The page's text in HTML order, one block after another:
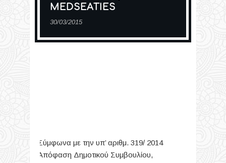
MEDSEATIES
30/03/2015
Σύμφωνα με την υπ’ αριθμ. 319/ 2014
Απόφαση Δημοτικού Συμβουλίου,